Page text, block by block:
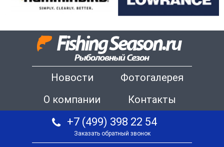
Новости
Фотогалерея
О компании
Контакты
+7 (499) 398 22 54
Заказать обратный звонок